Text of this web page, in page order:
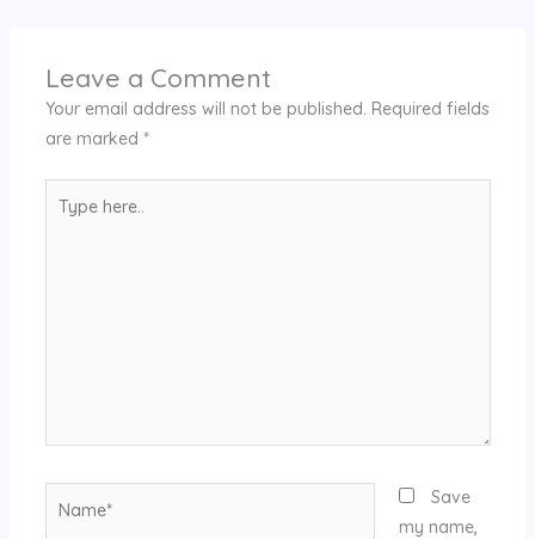
Leave a Comment
Your email address will not be published. Required fields
are marked *
here..
Save
my name,